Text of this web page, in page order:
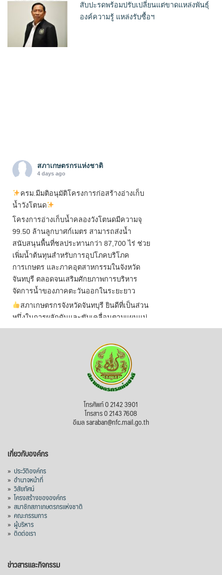
สับปะรดพร้อมปรับเปลี่ยนแต่ขาดแหล่งพันธุ์
องค์ความรู้ แหล่งรับซื้อฯ
สภาเกษตรกรแห่งชาติ
4 days ago
ครม.มีมติอนุมัติโครงการก่อสร้างอ่างเก็บ
น้ำวังโตนด
โครงการอ่างเก็บน้ำคลองวังโตนดมีความจุ
99.50 ล้านลูกบาศก์เมตร สามารถส่งน้ำ
สนับสนุนพื้นที่ชลประทานกว่า 87,700 ไร่ ช่วย
เพิ่มน้ำต้นทุนสำหรับการอุปโภคบริโภค
การเกษตร และภาคอุตสาหกรรมในจังหวัด
จันทบุรี ตลอดจนเสริมศักยภาพการบริหาร
จัดการน้ำของภาคตะวันออกในระยะยาว
สภาเกษตรกรจังหวัดจันทบุรี ยินดีที่เป็นส่วน
หนึ่งในการผลักดันและขับเคลื่อนตามแผนแม่
บทเพื่อพั ...See More
ไม่สามารถดูเนื้อหานี้ได้ในขณะนี้
สภาเกษตรกรแห่งชาติ
กรมการค้าต่างประเทศ กระทรวงพาณิชย์ เปิด
ไทยในช่วง 6 เดือนของปี 2569 (ม.ค.-มิ.ย.) มี
1,205 ล้านดอลลาร์สหรัฐ (ประมาณ
38,003.15 ล้านบาท) ลดลง 27.69%
ปรับตัวลดลงตามสภาวะเศรษฐกิจและการค้า
โลก โดยตลาดส่งออกสำคัญ จีน ส่งออกได้
1.52 ล้านตัน ลด 61.71%
โทรศัพท์ 0 2142 3901
โทรสาร 0 2143 7608
อีเมล saraban@nfc.mail.go.th
เกี่ยวกับองค์กร
» ประวัติองค์กร
» อำนาจหน้าที่
» วิสัยทัศน์
» โครงสร้างขององค์กร
» สมาชิกสภาเกษตรกรแห่งชาติ
» คณะกรรมการ
» ผู้บริหาร
» ติดต่อเรา
ข่าวสารและกิจกรรม